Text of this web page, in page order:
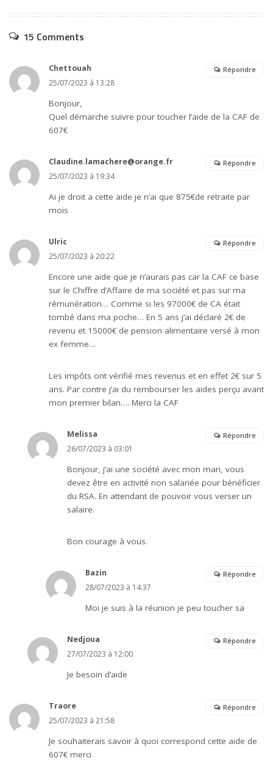
15 Comments
Chettouah
25/07/2023 à 13:28
Bonjour,
Quel démarche suivre pour toucher l’aide de la CAF de
607€
Répondre
Claudine.lamachere@orange.fr
25/07/2023 à 19:34
Ai je droit a cette aide je n’ai que 875€de retraite par
mois
Répondre
Ulric
25/07/2023 à 20:22
Encore une aide que je n’aurais pas car la CAF ce base
sur le Chiffre d’Affaire de ma société et pas sur ma
rémunération… Comme si les 97000€ de CA était
tombé dans ma poche… En 5 ans j’ai déclaré 2€ de
revenu et 15000€ de pension alimentaire versé à mon
ex femme…
Les impôts ont vérifié mes revenus et en effet 2€ sur 5
ans. Par contre j’ai du rembourser les aides perçu avant
mon premier bilan…. Merci la CAF
Répondre
Melissa
26/07/2023 à 03:01
Bonjour, j’ai une société avec mon mari, vous
devez être en activité non salariée pour bénéficier
du RSA. En attendant de pouvoir vous verser un
salaire.
Bon courage à vous.
Répondre
Bazin
28/07/2023 à 14:37
Moi je suis à la réunion je peu toucher sa
Répondre
Nedjoua
27/07/2023 à 12:00
Je besoin d’aide
Répondre
Traore
25/07/2023 à 21:58
Je souhaiterais savoir à quoi correspond cette aide de
607€ merci
Répondre